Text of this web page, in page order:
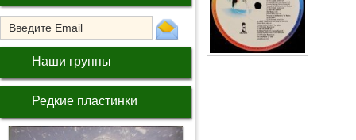
Наши группы
Редкие пластинки